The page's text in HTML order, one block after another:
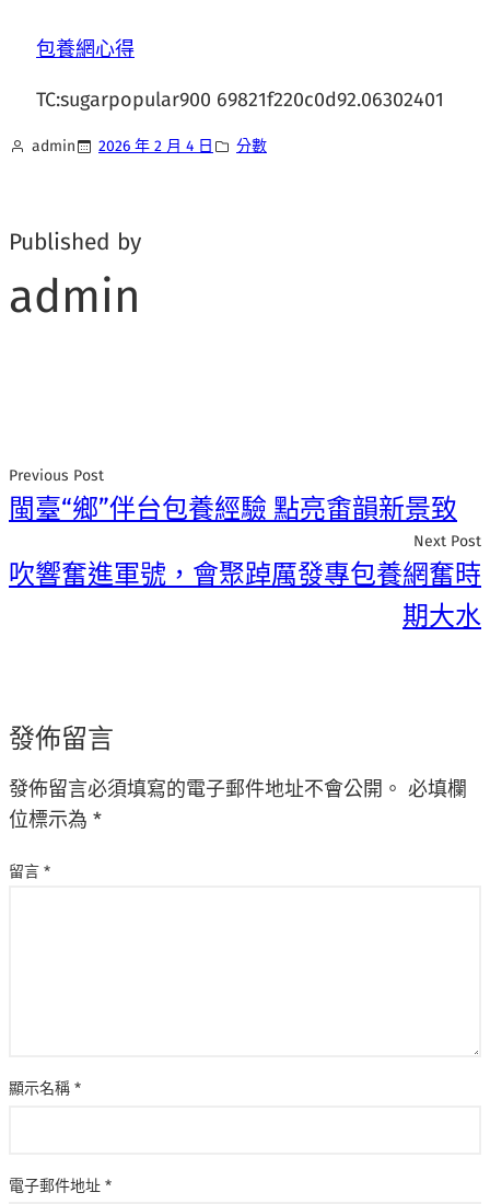
包養網心得
TC:sugarpopular900 69821f220c0d92.06302401
admin 2026 年 2 月 4 日 分數
Published by
admin
Previous Post
閩臺“鄉”伴台包養經驗 點亮畬韻新景致
Next Post
吹響奮進軍號，會聚踔厲發專包養網奮時
期大水
發佈留言
發佈留言必須填寫的電子郵件地址不會公開。 必填欄
位標示為 *
留言 *
顯示名稱 *
電子郵件地址 *